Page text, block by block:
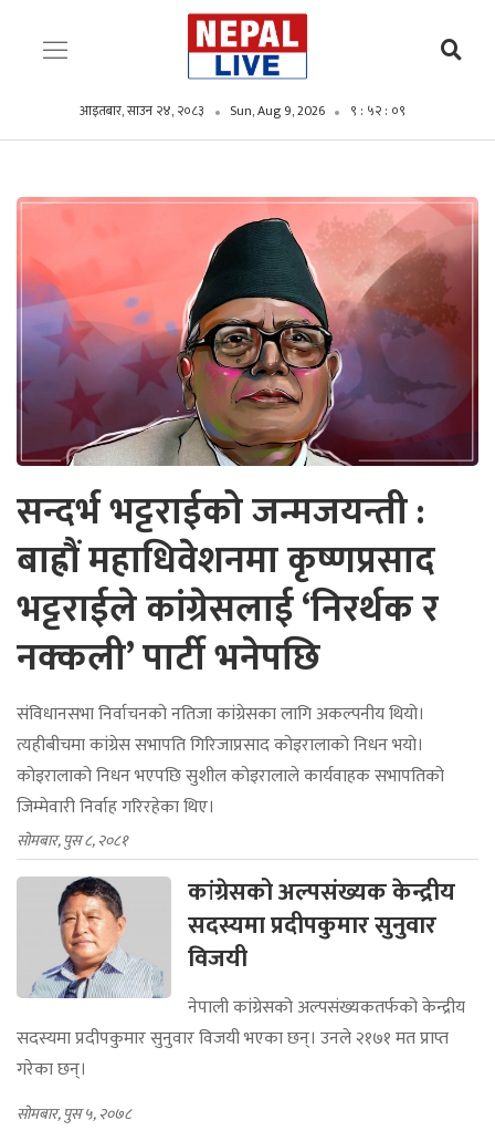
आइतबार, साउन २४, २०८३ Sun, Aug 9, 2026 ९ : ५२ : ११
सन्दर्भ भट्टराईको जन्मजयन्ती :
बाह्रौं महाधिवेशनमा कृष्णप्रसाद
भट्टराईले कांग्रेसलाई ‘निरर्थक र
नक्कली’ पार्टी भनेपछि
संविधानसभा निर्वाचनको नतिजा कांग्रेसका लागि अकल्पनीय थियो।
त्यहीबीचमा कांग्रेस सभापति गिरिजाप्रसाद कोइरालाको निधन भयो।
कोइरालाको निधन भएपछि सुशील कोइरालाले कार्यवाहक सभापतिको
जिम्मेवारी निर्वाह गरिरहेका थिए।
सोमबार, पुस ८, २०८१
कांग्रेसको अल्पसंख्यक केन्द्रीय
सदस्यमा प्रदीपकुमार सुनुवार
विजयी
नेपाली कांग्रेसको अल्पसंख्यकतर्फको केन्द्रीय
सदस्यमा प्रदीपकुमार सुनुवार विजयी भएका छन्। उनले २१७१ मत प्राप्त
गरेका छन्।
सोमबार, पुस ५, २०७८